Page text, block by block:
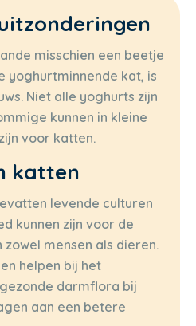
misschien een beetje
yoghurtminnende kat, is
Niet alle yoghurts zijn
kunnen in kleine
voor katten.
katten
levende culturen
kunnen zijn voor de
mensen als dieren.
helpen bij het
darmflora bij
aan een betere